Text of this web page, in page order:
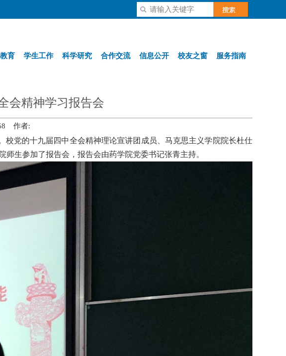
育 学生工作 科学研究 合作交流 信息公开 校友之窗 服务指南
会精神学习报告会
作者:
校党的十九届四中全会精神理论宣讲团 成员、马克思主义学院院长杜仕
师生参加了报告会，报告会由药学院党委书记张青主持。